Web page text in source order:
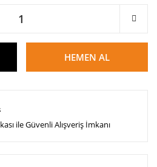
HEMEN AL
ile Güvenli Alışveriş İmkanı